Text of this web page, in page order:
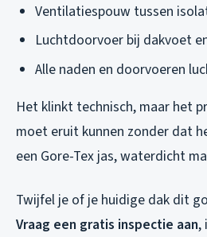
Ventilatiespouw tussen
Luchtdoorvoer bij dakvoet
Alle naden en doorvoeren
Het klinkt technisch, maar het
moet eruit kunnen zonder dat
een Gore-Tex jas, waterdicht
Twijfel je of je huidige dak dit
Vraag een gratis inspectie aan,